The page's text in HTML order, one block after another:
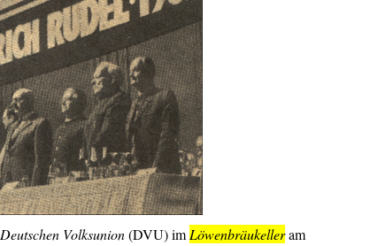
Deutschen Volksunion(DVU) im Löwenbräukelleram